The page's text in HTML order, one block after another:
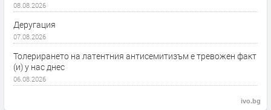
08.08.2026
Деругация
07.08.2026
Толерирането на латентния антисемитизъм е тревожен факт
(и) у нас днес
06.08.2026
ivo.bg